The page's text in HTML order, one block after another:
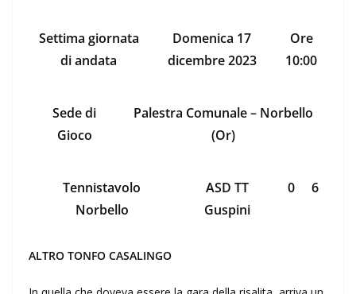
Settima giornata
di andata
Domenica 17
dicembre 2023
Ore
10:00
Sede di
Gioco
Palestra Comunale – Norbello
(Or)
Tennistavolo
Norbello
ASD TT
Guspini
0 6
ALTRO TONFO CASALINGO